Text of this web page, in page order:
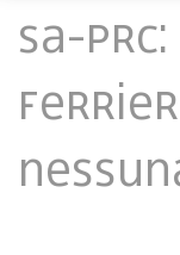
SA-